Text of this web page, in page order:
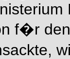
f�r